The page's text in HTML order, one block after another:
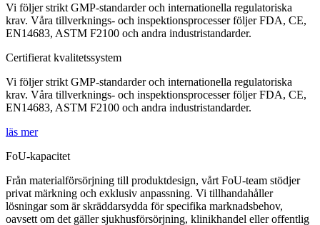
Vi följer strikt GMP-standarder och internationella regulatoriska
krav. Våra tillverknings- och inspektionsprocesser följer FDA, CE,
EN14683, ASTM F2100 och andra industristandarder.
Certifierat kvalitetssystem
Vi följer strikt GMP-standarder och internationella regulatoriska
krav. Våra tillverknings- och inspektionsprocesser följer FDA, CE,
EN14683, ASTM F2100 och andra industristandarder.
läs mer
FoU-kapacitet
Från materialförsörjning till produktdesign, vårt FoU-team stödjer
privat märkning och exklusiv anpassning. Vi tillhandahåller
lösningar som är skräddarsydda för specifika marknadsbehov,
oavsett om det gäller sjukhusförsörjning, klinikhandel eller offentlig